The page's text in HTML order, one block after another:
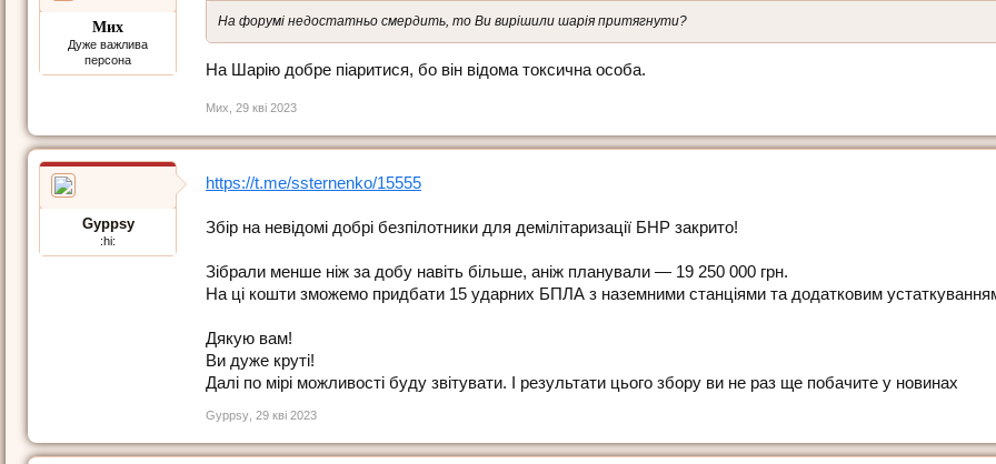
Мих
Дуже важлива
персона
На форумі недостатньо смердить, то Ви вирішили шарія притягнути?
На Шарію добре піаритися, бо він відома токсична особа.
Мих 29 кві 2023
Gyppsy
:hi:
https://t.me/ssternenko/15555
Збір на невідомі добрі безпілотники для демілітаризації БНР закрито!
Зібрали менше ніж за добу навіть більше, аніж планували — 19 250 000 грн.
На ці кошти зможемо придбати 15 ударних БПЛА з наземними станціями та додатковим
Дякую вам!
Ви дуже круті!
Далі по мірі можливості буду звітувати. І результати цього збору ви не раз ще побачите у новинах
Gyppsy 29 кві 2023